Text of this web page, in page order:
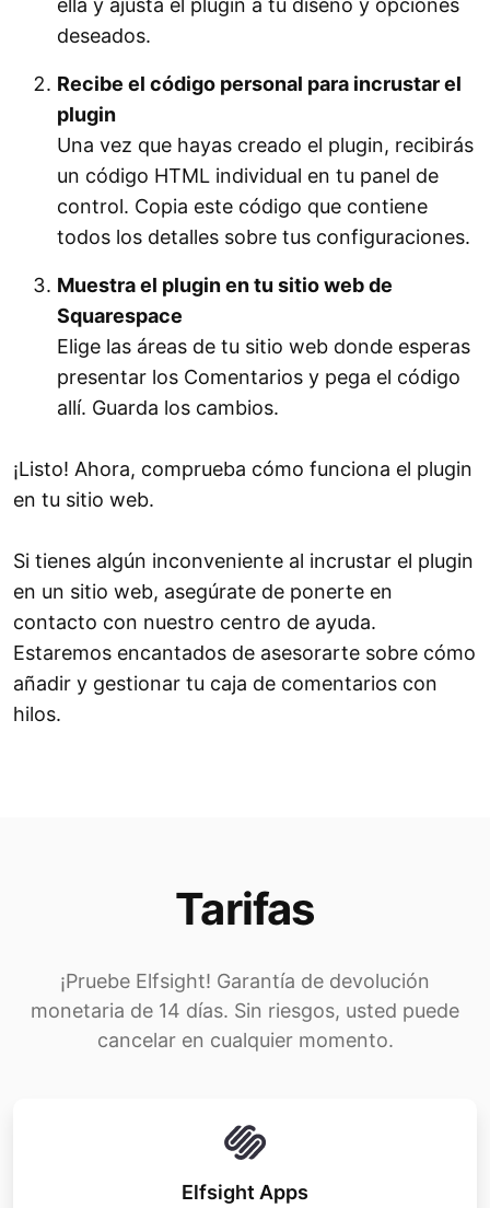
ella y ajusta el plugin a tu diseño y opciones
deseados.
Recibe el código personal para incrustar el
plugin
Una vez que hayas creado el plugin, recibirás
un código HTML individual en tu panel de
control. Copia este código que contiene
todos los detalles sobre tus configuraciones.
Muestra el plugin en tu sitio web de
Squarespace
Elige las áreas de tu sitio web donde esperas
presentar los Comentarios y pega el código
allí. Guarda los cambios.
¡Listo! Ahora, comprueba cómo funciona el plugin
en tu sitio web.
Si tienes algún inconveniente al incrustar el plugin
en un sitio web, asegúrate de ponerte en
contacto con nuestro centro de ayuda.
Estaremos encantados de asesorarte sobre cómo
añadir y gestionar tu caja de comentarios con
hilos.
Tarifas
¡Pruebe Elfsight! Garantía de devolución
monetaria de 14 días. Sin riesgos, usted puede
cancelar en cualquier momento.
Elfsight Apps